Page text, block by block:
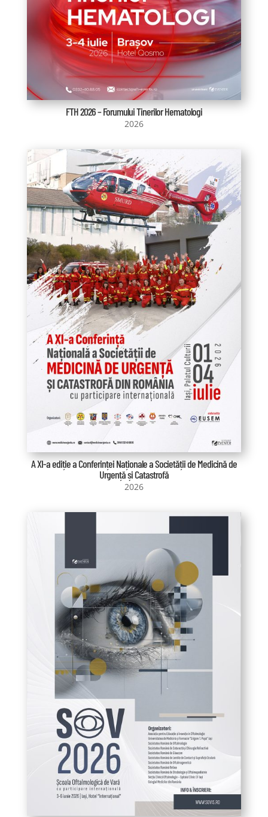
FTH 2026 – Forumului Tinerilor Hematologi
2026
A XI-a ediție a Conferinței Naționale a Societății de Medicină de
Urgență și Catastrofă
2026